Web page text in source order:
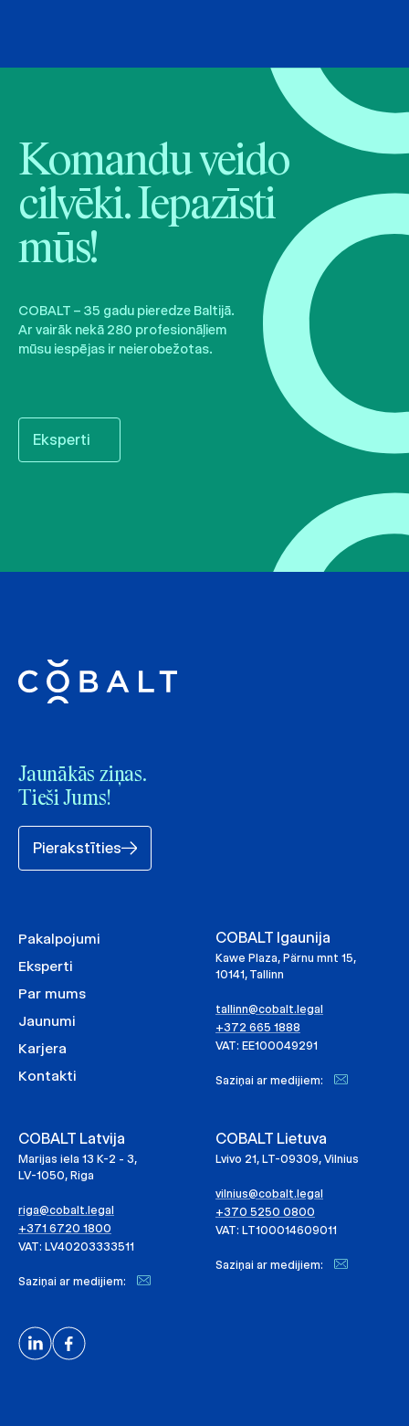
Komandu veido
cilvēki. Iepazīsti
mūs!
COBALT – 35 gadu pieredze Baltijā.
Ar vairāk nekā 280 profesionāļiem
mūsu iespējas ir neierobežotas.
Eksperti
Jaunākās ziņas.
Tieši Jums!
Pierakstīties
Pakalpojumi
Eksperti
Par mums
Jaunumi
Karjera
Kontakti
COBALT Igaunija
Kawe Plaza, Pärnu mnt 15,
10141, Tallinn
tallinn@cobalt.legal
+372 665 1888
VAT: EE100049291
Saziņai ar medijiem:
COBALT Latvija
Marijas iela 13 K-2 - 3,
LV-1050, Riga
riga@cobalt.legal
+371 6720 1800
VAT: LV40203333511
Saziņai ar medijiem:
COBALT Lietuva
Lvivo 21, LT-09309, Vilnius
vilnius@cobalt.legal
+370 5250 0800
VAT: LT100014609011
Saziņai ar medijiem: